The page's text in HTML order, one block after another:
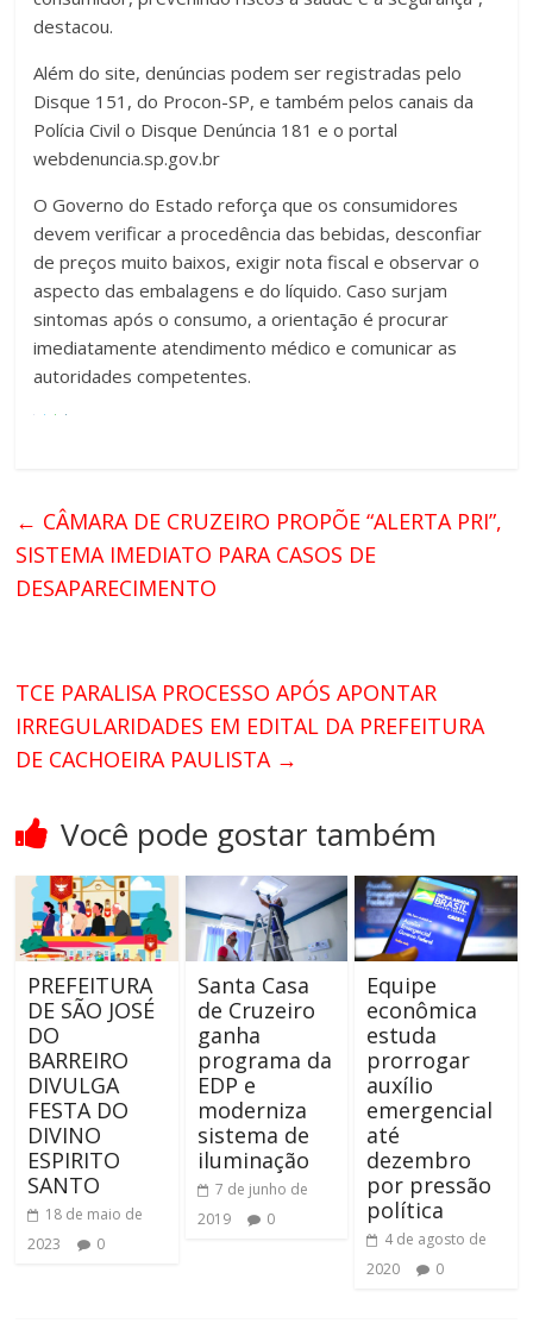
destacou.
Além do site, denúncias podem ser registradas pelo
Disque 151, do Procon-SP, e também pelos canais da
Polícia Civil o Disque Denúncia 181 e o portal
webdenuncia.sp.gov.br
O Governo do Estado reforça que os consumidores
devem verificar a procedência das bebidas, desconfiar
de preços muito baixos, exigir nota fiscal e observar o
aspecto das embalagens e do líquido. Caso surjam
sintomas após o consumo, a orientação é procurar
imediatamente atendimento médico e comunicar as
autoridades competentes.
← CÂMARA DE CRUZEIRO PROPÕE “ALERTA PRI”,
SISTEMA IMEDIATO PARA CASOS DE
DESAPARECIMENTO
TCE PARALISA PROCESSO APÓS APONTAR
IRREGULARIDADES EM EDITAL DA PREFEITURA
DE CACHOEIRA PAULISTA →
Você pode gostar também
PREFEITURA
DE SÃO JOSÉ
DO
BARREIRO
DIVULGA
FESTA DO
DIVINO
ESPIRITO
SANTO
18 de maio de
2023
0
Santa Casa
de Cruzeiro
ganha
programa da
EDP e
moderniza
sistema de
iluminação
7 de junho de
2019
0
Equipe
econômica
estuda
prorrogar
auxílio
emergencial
até
dezembro
por pressão
política
4 de agosto de
2020
0